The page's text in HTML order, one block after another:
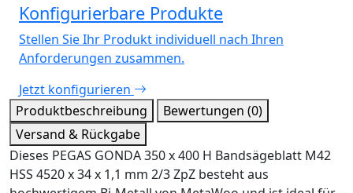
Konfigurierbare Produkte
Stellen Sie Ihr Produkt individuell nach Ihren
Anforderungen zusammen.
Jetzt konfigurieren
Produktbeschreibung
Bewertungen (0)
Versand & Rückgabe
Dieses PEGAS GONDA 350 x 400 H Bandsägeblatt M42
HSS 4520 x 34 x 1,1 mm 2/3 ZpZ besteht aus